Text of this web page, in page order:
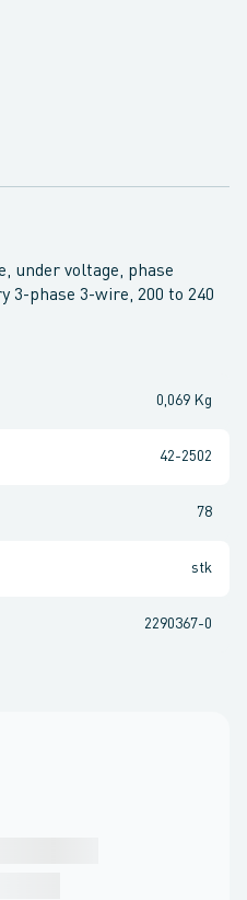
under voltage, phase
3-phase 3-wire, 200 to 240
0,069 Kg
42-2502
78
stk
2290367-0